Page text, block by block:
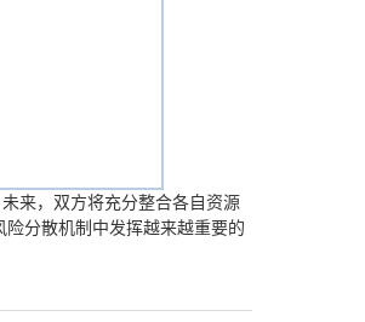
来，双方将充分整合各自资源
分散机制中发挥越来越重要的